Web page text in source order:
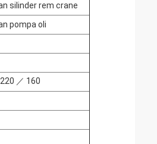
silinder rem crane
pompa oli
／ 160